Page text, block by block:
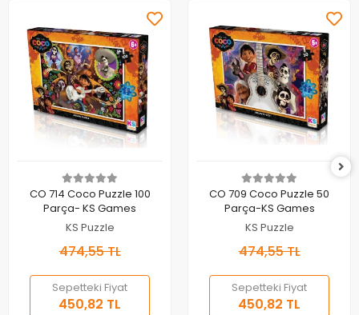
Sepete Ekle
CO 714 Coco Puzzle 100
Parça- KS Games
KS Puzzle
474,55 TL
Sepetteki Fiyat
450,82 TL
Sepete Ekle
CO 709 Coco Puzzle 50
Parça-KS Games
KS Puzzle
474,55 TL
Sepetteki Fiyat
450,82 TL